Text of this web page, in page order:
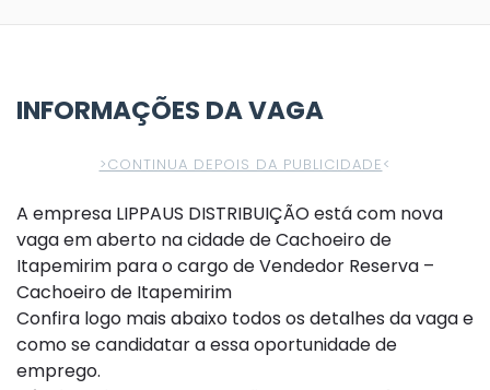
INFORMAÇÕES DA VAGA
>CONTINUA DEPOIS DA PUBLICIDADE<
A empresa LIPPAUS DISTRIBUIÇÃO está com nova
vaga em aberto na cidade de Cachoeiro de
Itapemirim para o cargo de Vendedor Reserva –
Cachoeiro de Itapemirim
Confira logo mais abaixo todos os detalhes da vaga e
como se candidatar a essa oportunidade de
emprego.